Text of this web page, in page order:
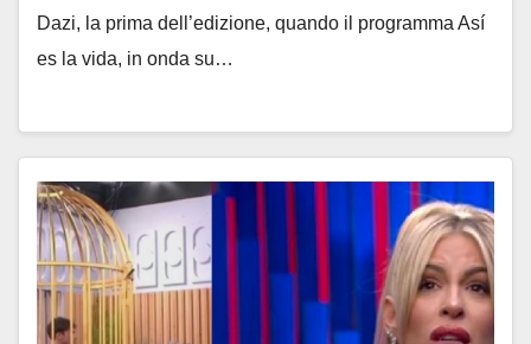
Dazi, la prima dell’edizione, quando il programma Así
es la vida, in onda su…